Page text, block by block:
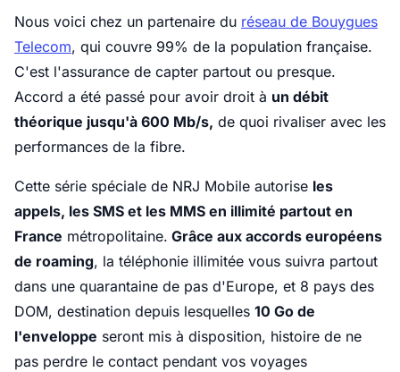
Nous voici chez un partenaire du réseau de Bouygues
Telecom, qui couvre 99% de la population française.
C'est l'assurance de capter partout ou presque.
Accord a été passé pour avoir droit à un débit
théorique jusqu'à 600 Mb/s, de quoi rivaliser avec les
performances de la fibre.
Cette série spéciale de NRJ Mobile autorise les
appels, les SMS et les MMS en illimité partout en
France métropolitaine. Grâce aux accords européens
de roaming, la téléphonie illimitée vous suivra partout
dans une quarantaine de pas d'Europe, et 8 pays des
DOM, destination depuis lesquelles 10 Go de
l'enveloppe seront mis à disposition, histoire de ne
pas perdre le contact pendant vos voyages